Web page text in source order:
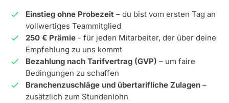
Einstieg ohne Probezeit – du bist vom ersten Tag an
vollwertiges Teammitglied
250 € Prämie - für jeden Mitarbeiter, der über deine
Empfehlung zu uns kommt
Bezahlung nach Tarifvertrag (GVP) – um faire
Bedingungen zu schaffen
Branchenzuschläge und übertarifliche Zulagen –
zusätzlich zum Stundenlohn